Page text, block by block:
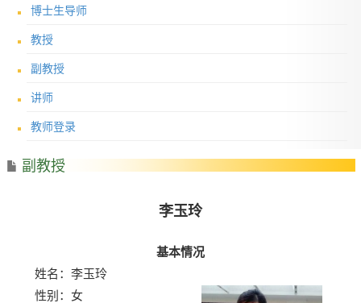
博士生导师
教授
副教授
讲师
教师登录
副教授
李玉玲
基本情况
姓名： 李玉玲
性别： 女